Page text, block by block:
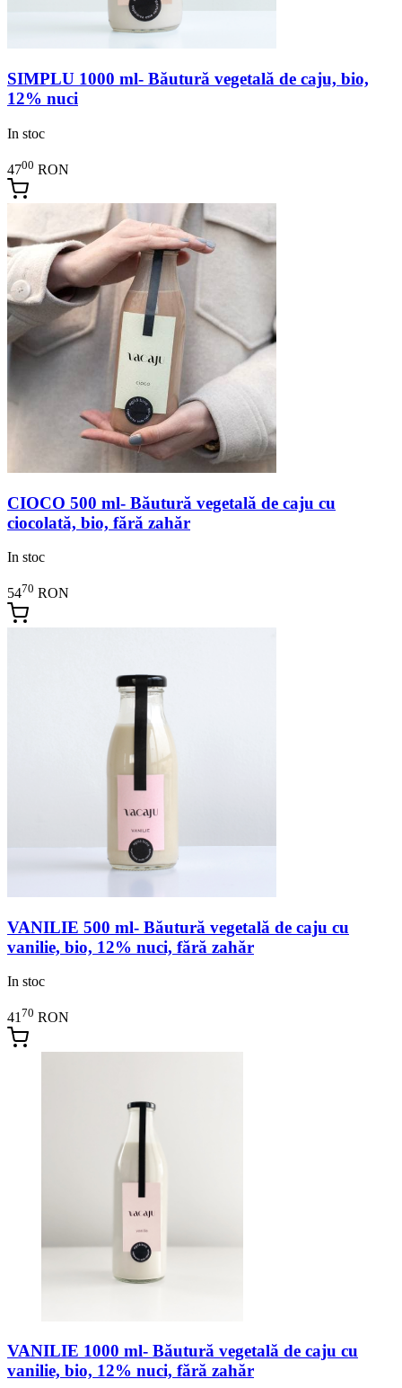
SIMPLU 1000 ml- Băutură vegetală de caju, bio,
12% nuci
In stoc
4700 RON
CIOCO 500 ml- Băutură vegetală de caju cu
ciocolată, bio, fără zahăr
In stoc
5470 RON
VANILIE 500 ml- Băutură vegetală de caju cu
vanilie, bio, 12% nuci, fără zahăr
In stoc
4170 RON
VANILIE 1000 ml- Băutură vegetală de caju cu
vanilie, bio, 12% nuci, fără zahăr